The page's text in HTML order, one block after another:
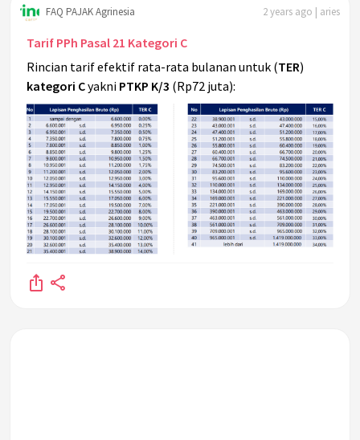
FAQ PAJAK Agrinesia 2 years ago | aries
Tarif PPh Pasal 21 Kategori C
Rincian tarif efektif rata-rata bulanan untuk (TER)
kategori Cyakni PTKP K/3 (Rp72 juta):